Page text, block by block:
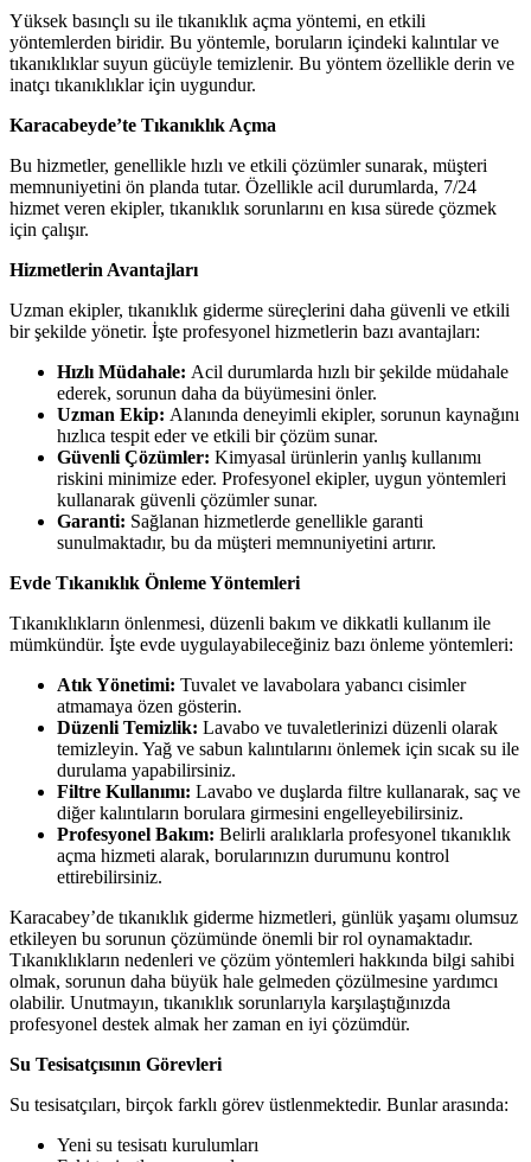
Yüksek basınçlı su ile tıkanıklık açma yöntemi, en etkili
yöntemlerden biridir. Bu yöntemle, boruların içindeki kalıntılar ve
tıkanıklıklar suyun gücüyle temizlenir. Bu yöntem özellikle derin ve
inatçı tıkanıklıklar için uygundur.
Karacabeyde’te Tıkanıklık Açma
Bu hizmetler, genellikle hızlı ve etkili çözümler sunarak, müşteri
memnuniyetini ön planda tutar. Özellikle acil durumlarda, 7/24
hizmet veren ekipler, tıkanıklık sorunlarını en kısa sürede çözmek
için çalışır.
Hizmetlerin Avantajları
Uzman ekipler, tıkanıklık giderme süreçlerini daha güvenli ve etkili
bir şekilde yönetir. İşte profesyonel hizmetlerin bazı avantajları:
Hızlı Müdahale: Acil durumlarda hızlı bir şekilde müdahale
ederek, sorunun daha da büyümesini önler.
Uzman Ekip: Alanında deneyimli ekipler, sorunun kaynağını
hızlıca tespit eder ve etkili bir çözüm sunar.
Güvenli Çözümler: Kimyasal ürünlerin yanlış kullanımı
riskini minimize eder. Profesyonel ekipler, uygun yöntemleri
kullanarak güvenli çözümler sunar.
Garanti: Sağlanan hizmetlerde genellikle garanti
sunulmaktadır, bu da müşteri memnuniyetini artırır.
Evde Tıkanıklık Önleme Yöntemleri
Tıkanıklıkların önlenmesi, düzenli bakım ve dikkatli kullanım ile
mümkündür. İşte evde uygulayabileceğiniz bazı önleme yöntemleri:
Atık Yönetimi: Tuvalet ve lavabolara yabancı cisimler
atmamaya özen gösterin.
Düzenli Temizlik: Lavabo ve tuvaletlerinizi düzenli olarak
temizleyin. Yağ ve sabun kalıntılarını önlemek için sıcak su ile
durulama yapabilirsiniz.
Filtre Kullanımı: Lavabo ve duşlarda filtre kullanarak, saç ve
diğer kalıntıların borulara girmesini engelleyebilirsiniz.
Profesyonel Bakım: Belirli aralıklarla profesyonel tıkanıklık
açma hizmeti alarak, borularınızın durumunu kontrol
ettirebilirsiniz.
Karacabey’de tıkanıklık giderme hizmetleri, günlük yaşamı olumsuz
etkileyen bu sorunun çözümünde önemli bir rol oynamaktadır.
Tıkanıklıkların nedenleri ve çözüm yöntemleri hakkında bilgi sahibi
olmak, sorunun daha büyük hale gelmeden çözülmesine yardımcı
olabilir. Unutmayın, tıkanıklık sorunlarıyla karşılaştığınızda
profesyonel destek almak her zaman en iyi çözümdür.
Su Tesisatçısının Görevleri
Su tesisatçıları, birçok farklı görev üstlenmektedir. Bunlar arasında:
Yeni su tesisatı kurulumları